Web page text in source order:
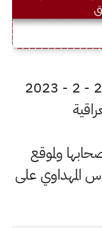
درجات الحرارة اليوم الاحد 26 - 2 - 2023
ولموقع
المهداوي على